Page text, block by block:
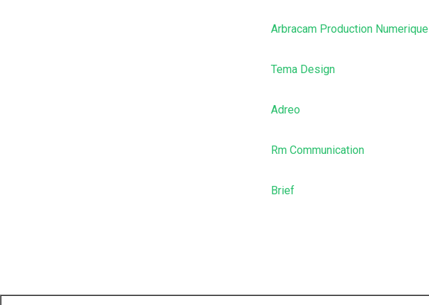
Arbracam Production Numerique
Tema Design
Adreo
Rm Communication
Brief